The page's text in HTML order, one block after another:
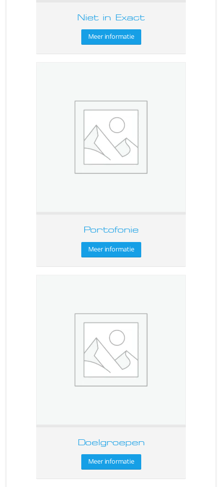
Niet in Exact
Meer informatie
Portofonie
Meer informatie
Doelgroepen
Meer informatie